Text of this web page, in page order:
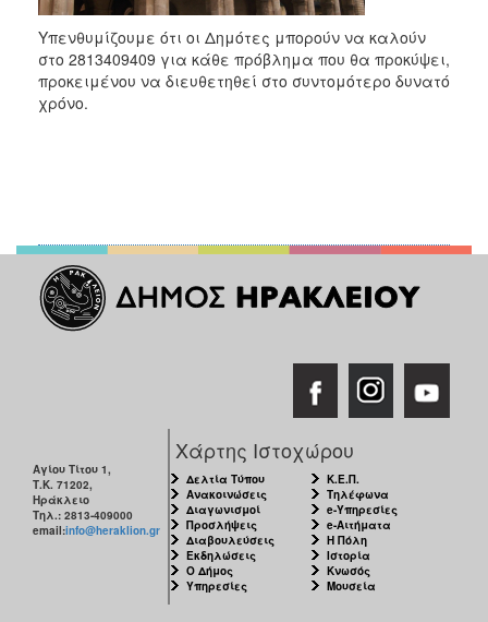
Υπενθυμίζουμε ότι οι Δημότες μπορούν να καλούν
στο 2813409409 για κάθε πρόβλημα που θα προκύψει,
προκειμένου να διευθετηθεί στο συντομότερο δυνατό
χρόνο.
Αγίου Τίτου 1,
Τ.Κ. 71202,
Ηράκλειο
Τηλ.: 2813-409000
email:info@heraklion.gr
Χάρτης Ιστοχώρου
Δελτία Τύπου
Ανακοινώσεις
Διαγωνισμοί
Προσλήψεις
Διαβουλεύσεις
Εκδηλώσεις
Ο Δήμος
Υπηρεσίες
Κ.Ε.Π.
Τηλέφωνα
e-Υπηρεσίες
e-Αιτήματα
Η Πόλη
Ιστορία
Κνωσός
Μουσεία